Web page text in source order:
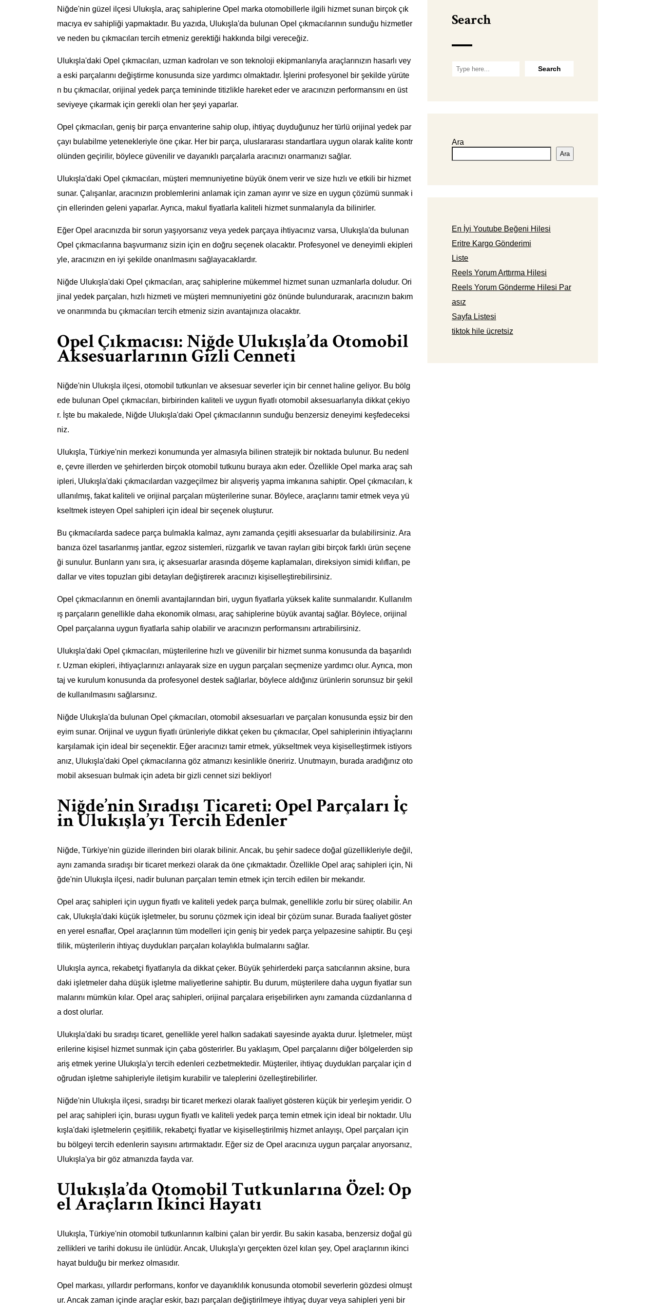
Niğde'nin güzel ilçesi Ulukışla, araç sahiplerine Opel marka otomobillerle ilgili hizmet sunan birçok çık
macıya ev sahipliği yapmaktadır. Bu yazıda, Ulukışla'da bulunan Opel çıkmacılarının sunduğu hizmetler
ve neden bu çıkmacıları tercih etmeniz gerektiği hakkında bilgi vereceğiz.
Ulukışla'daki Opel çıkmacıları, uzman kadroları ve son teknoloji ekipmanlarıyla araçlarınızın hasarlı vey
a eski parçalarını değiştirme konusunda size yardımcı olmaktadır. İşlerini profesyonel bir şekilde yürüte
n bu çıkmacılar, orijinal yedek parça temininde titizlikle hareket eder ve aracınızın performansını en üst
seviyeye çıkarmak için gerekli olan her şeyi yaparlar.
Opel çıkmacıları, geniş bir parça envanterine sahip olup, ihtiyaç duyduğunuz her türlü orijinal yedek par
çayı bulabilme yetenekleriyle öne çıkar. Her bir parça, uluslararası standartlara uygun olarak kalite kontr
olünden geçirilir, böylece güvenilir ve dayanıklı parçalarla aracınızı onarmanızı sağlar.
Ulukışla'daki Opel çıkmacıları, müşteri memnuniyetine büyük önem verir ve size hızlı ve etkili bir hizmet
sunar. Çalışanlar, aracınızın problemlerini anlamak için zaman ayırır ve size en uygun çözümü sunmak i
çin ellerinden geleni yaparlar. Ayrıca, makul fiyatlarla kaliteli hizmet sunmalarıyla da bilinirler.
Eğer Opel aracınızda bir sorun yaşıyorsanız veya yedek parçaya ihtiyacınız varsa, Ulukışla'da bulunan
Opel çıkmacılarına başvurmanız sizin için en doğru seçenek olacaktır. Profesyonel ve deneyimli ekipleri
yle, aracınızın en iyi şekilde onarılmasını sağlayacaklardır.
Niğde Ulukışla'daki Opel çıkmacıları, araç sahiplerine mükemmel hizmet sunan uzmanlarla doludur. Ori
jinal yedek parçaları, hızlı hizmeti ve müşteri memnuniyetini göz önünde bulundurarak, aracınızın bakım
ve onarımında bu çıkmacıları tercih etmeniz sizin avantajınıza olacaktır.
Opel Çıkmacısı: Niğde Ulukışla’da Otomobil
Aksesuarlarının Gizli Cenneti
Niğde'nin Ulukışla ilçesi, otomobil tutkunları ve aksesuar severler için bir cennet haline geliyor. Bu bölg
ede bulunan Opel çıkmacıları, birbirinden kaliteli ve uygun fiyatlı otomobil aksesuarlarıyla dikkat çekiyo
r. İşte bu makalede, Niğde Ulukışla'daki Opel çıkmacılarının sunduğu benzersiz deneyimi keşfedeceksi
niz.
Ulukışla, Türkiye'nin merkezi konumunda yer almasıyla bilinen stratejik bir noktada bulunur. Bu nedenl
e, çevre illerden ve şehirlerden birçok otomobil tutkunu buraya akın eder. Özellikle Opel marka araç sah
ipleri, Ulukışla'daki çıkmacılardan vazgeçilmez bir alışveriş yapma imkanına sahiptir. Opel çıkmacıları, k
ullanılmış, fakat kaliteli ve orijinal parçaları müşterilerine sunar. Böylece, araçlarını tamir etmek veya yü
kseltmek isteyen Opel sahipleri için ideal bir seçenek oluşturur.
Bu çıkmacılarda sadece parça bulmakla kalmaz, aynı zamanda çeşitli aksesuarlar da bulabilirsiniz. Ara
banıza özel tasarlanmış jantlar, egzoz sistemleri, rüzgarlık ve tavan rayları gibi birçok farklı ürün seçene
ği sunulur. Bunların yanı sıra, iç aksesuarlar arasında döşeme kaplamaları, direksiyon simidi kılıfları, pe
dallar ve vites topuzları gibi detayları değiştirerek aracınızı kişiselleştirebilirsiniz.
Opel çıkmacılarının en önemli avantajlarından biri, uygun fiyatlarla yüksek kalite sunmalarıdır. Kullanılm
ış parçaların genellikle daha ekonomik olması, araç sahiplerine büyük avantaj sağlar. Böylece, orijinal
Opel parçalarına uygun fiyatlarla sahip olabilir ve aracınızın performansını artırabilirsiniz.
Ulukışla'daki Opel çıkmacıları, müşterilerine hızlı ve güvenilir bir hizmet sunma konusunda da başarılıdı
r. Uzman ekipleri, ihtiyaçlarınızı anlayarak size en uygun parçaları seçmenize yardımcı olur. Ayrıca, mon
taj ve kurulum konusunda da profesyonel destek sağlarlar, böylece aldığınız ürünlerin sorunsuz bir şekil
de kullanılmasını sağlarsınız.
Niğde Ulukışla'da bulunan Opel çıkmacıları, otomobil aksesuarları ve parçaları konusunda eşsiz bir den
eyim sunar. Orijinal ve uygun fiyatlı ürünleriyle dikkat çeken bu çıkmacılar, Opel sahiplerinin ihtiyaçlarını
karşılamak için ideal bir seçenektir. Eğer aracınızı tamir etmek, yükseltmek veya kişiselleştirmek istiyors
anız, Ulukışla'daki Opel çıkmacılarına göz atmanızı kesinlikle öneririz. Unutmayın, burada aradığınız oto
mobil aksesuarı bulmak için adeta bir gizli cennet sizi bekliyor!
Niğde’nin Sıradışı Ticareti: Opel Parçaları İç
in Ulukışla’yı Tercih Edenler
Niğde, Türkiye'nin güzide illerinden biri olarak bilinir. Ancak, bu şehir sadece doğal güzellikleriyle değil,
aynı zamanda sıradışı bir ticaret merkezi olarak da öne çıkmaktadır. Özellikle Opel araç sahipleri için, Ni
ğde'nin Ulukışla ilçesi, nadir bulunan parçaları temin etmek için tercih edilen bir mekandır.
Opel araç sahipleri için uygun fiyatlı ve kaliteli yedek parça bulmak, genellikle zorlu bir süreç olabilir. An
cak, Ulukışla'daki küçük işletmeler, bu sorunu çözmek için ideal bir çözüm sunar. Burada faaliyet göster
en yerel esnaflar, Opel araçlarının tüm modelleri için geniş bir yedek parça yelpazesine sahiptir. Bu çeşi
tlilik, müşterilerin ihtiyaç duydukları parçaları kolaylıkla bulmalarını sağlar.
Ulukışla ayrıca, rekabetçi fiyatlarıyla da dikkat çeker. Büyük şehirlerdeki parça satıcılarının aksine, bura
daki işletmeler daha düşük işletme maliyetlerine sahiptir. Bu durum, müşterilere daha uygun fiyatlar sun
malarını mümkün kılar. Opel araç sahipleri, orijinal parçalara erişebilirken aynı zamanda cüzdanlarına d
a dost olurlar.
Ulukışla'daki bu sıradışı ticaret, genellikle yerel halkın sadakati sayesinde ayakta durur. İşletmeler, müşt
erilerine kişisel hizmet sunmak için çaba gösterirler. Bu yaklaşım, Opel parçalarını diğer bölgelerden sip
ariş etmek yerine Ulukışla'yı tercih edenleri cezbetmektedir. Müşteriler, ihtiyaç duydukları parçalar için d
oğrudan işletme sahipleriyle iletişim kurabilir ve taleplerini özelleştirebilirler.
Niğde'nin Ulukışla ilçesi, sıradışı bir ticaret merkezi olarak faaliyet gösteren küçük bir yerleşim yeridir. O
pel araç sahipleri için, burası uygun fiyatlı ve kaliteli yedek parça temin etmek için ideal bir noktadır. Ulu
kışla'daki işletmelerin çeşitlilik, rekabetçi fiyatlar ve kişiselleştirilmiş hizmet anlayışı, Opel parçaları için
bu bölgeyi tercih edenlerin sayısını artırmaktadır. Eğer siz de Opel aracınıza uygun parçalar arıyorsanız,
Ulukışla'ya bir göz atmanızda fayda var.
Ulukışla’da Otomobil Tutkunlarına Özel: Op
el Araçların İkinci Hayatı
Ulukışla, Türkiye'nin otomobil tutkunlarının kalbini çalan bir yerdir. Bu sakin kasaba, benzersiz doğal gü
zellikleri ve tarihi dokusu ile ünlüdür. Ancak, Ulukışla'yı gerçekten özel kılan şey, Opel araçlarının ikinci
hayat bulduğu bir merkez olmasıdır.
Opel markası, yıllardır performans, konfor ve dayanıklılık konusunda otomobil severlerin gözdesi olmuşt
ur. Ancak zaman içinde araçlar eskir, bazı parçaları değiştirilmeye ihtiyaç duyar veya sahipleri yeni bir
Search
Ara
Ara
En İyi Youtube Beğeni Hilesi
Eritre Kargo Gönderimi
Liste
Reels Yorum Arttırma Hilesi
Reels Yorum Gönderme Hilesi Par
asız
Sayfa Listesi
tiktok hile ücretsiz